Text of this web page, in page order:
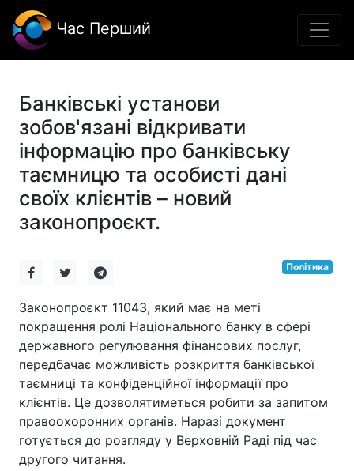
Час Перший
Банківські установи
зобов'язані відкривати
інформацію про банківську
таємницю та особисті дані
своїх клієнтів – новий
законопроєкт.
Політика
Законопроєкт 11043, який має на меті
покращення ролі Національного банку в сфері
державного регулювання фінансових послуг,
передбачає можливість розкриття банківської
таємниці та конфіденційної інформації про
клієнтів. Це дозволятиметься робити за запитом
правоохоронних органів. Наразі документ
готується до розгляду у Верховній Раді під час
другого читання.